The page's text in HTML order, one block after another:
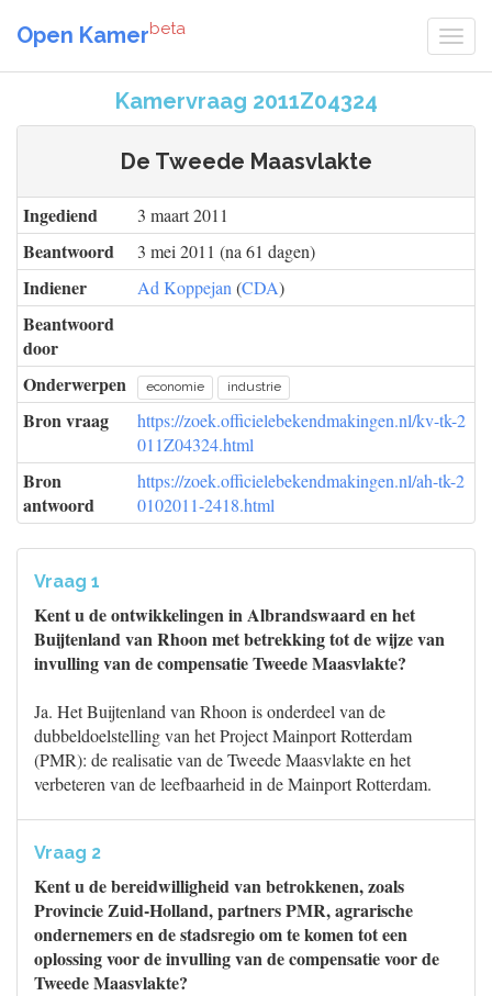
Open Kamerbeta
Kamervraag 2011Z04324
De Tweede Maasvlakte
Ingediend 3 maart 2011
Beantwoord 3 mei 2011 (na 61 dagen)
Indiener Ad Koppejan (CDA)
Beantwoord
door
Onderwerpen
economie industrie
Bron vraag
https://zoek.officielebekendmakingen.nl/kv-tk-2
011Z04324.html
Bron
antwoord
https://zoek.officielebekendmakingen.nl/ah-tk-2
0102011-2418.html
Vraag 1
Kent u de ontwikkelingen in Albrandswaard en het
Buijtenland van Rhoon met betrekking tot de wijze van
invulling van de compensatie Tweede Maasvlakte?
Ja. Het Buijtenland van Rhoon is onderdeel van de
dubbeldoelstelling van het Project Mainport Rotterdam
(PMR): de realisatie van de Tweede Maasvlakte en het
verbeteren van de leefbaarheid in de Mainport Rotterdam.
Vraag 2
Kent u de bereidwilligheid van betrokkenen, zoals
Provincie Zuid-Holland, partners PMR, agrarische
ondernemers en de stadsregio om te komen tot een
oplossing voor de invulling van de compensatie voor de
Tweede Maasvlakte?